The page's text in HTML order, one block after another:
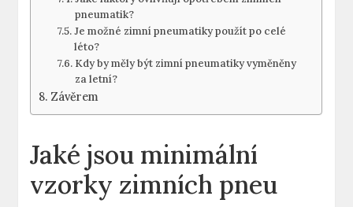
pneumatik?
Je možné zimní pneumatiky použít po celé
léto?
Kdy by měly být zimní pneumatiky vyměněny
za letní?
Závěrem
Jaké jsou minimální
vzorky zimních pneu